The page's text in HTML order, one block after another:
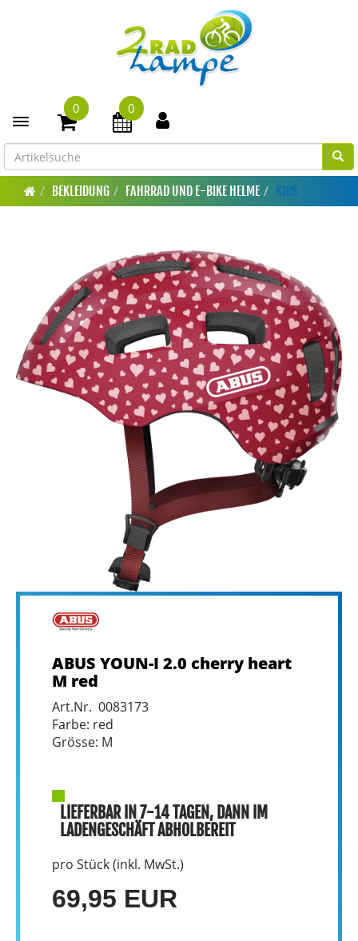
Toggle navigation
0 0
BEKLEIDUNG FAHRRAD UND E-BIKE HELME KIDS
ABUS YOUN-I 2.0 cherry heart
M red
Art.Nr. 0083173
Farbe: red
Grösse: M
LIEFERBAR IN 7-14 TAGEN, DANN IM
LADENGESCHÄFT ABHOLBEREIT
pro Stück (inkl. MwSt.)
69,95 EUR